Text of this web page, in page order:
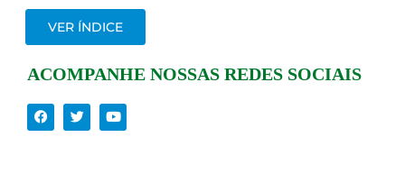
VER ÍNDICE
ACOMPANHE NOSSAS REDES SOCIAIS